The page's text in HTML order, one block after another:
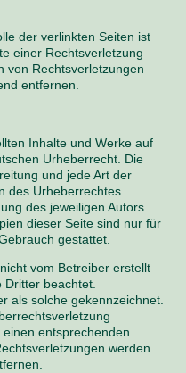
der verlinkten Seiten ist
einer Rechtsverletzung
von Rechtsverletzungen
entfernen.
Inhalte und Werke auf
Urheberrecht. Die
und jede Art der
des Urheberrechtes
des jeweiligen Autors
dieser Seite sind nur für
gestattet.
vom Betreiber erstellt
Dritter beachtet.
als solche gekennzeichnet.
entsprechenden
werden